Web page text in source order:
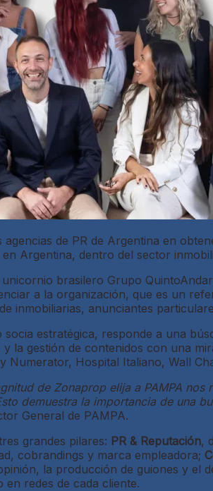
agencias de PR de Argentina en
Argentina, dentro del sector
brasilero Grupo
a la organización, que es un
inmobiliarias, anunciantes
socia estratégica, responde a una
la gestión de contenidos con una
Numerator, Hospital Italiano, Wall
de Zonaprop elija a PAMPA
demuestra la importancia de una
General de PAMPA.
grandes pilares: PR & Reputación,
cobrandings y marca empleadora;
la producción de guiones y el
en redes de cada cliente.